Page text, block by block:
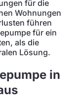
für die
Wohnungen
führen
für ein
als die
Lösung.
in